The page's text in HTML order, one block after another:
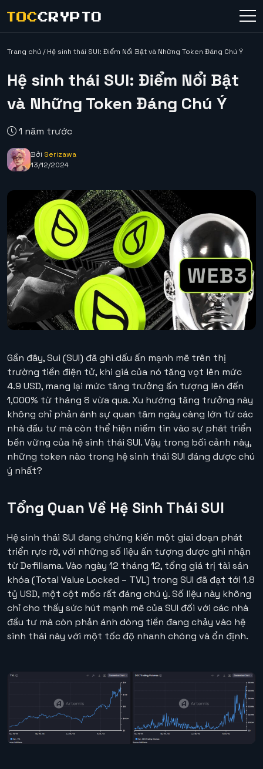
Trang chủ/Hệ sinh thái SUI: Điểm Nổi Bật và Những Token Đáng Chú Ý
Hệ sinh thái SUI: Điểm Nổi Bật
và Những Token Đáng Chú Ý
1 năm trước
Bởi Serizawa
13/12/2024
Gần đây, Sui (SUI) đã ghi dấu ấn mạnh mẽ trên thị
trường tiền điện tử, khi giá của nó tăng vọt lên mức
4.9 USD, mang lại mức tăng trưởng ấn tượng lên đến
1,000% từ tháng 8 vừa qua. Xu hướng tăng trưởng này
không chỉ phản ánh sự quan tâm ngày càng lớn từ các
nhà đầu tư mà còn thể hiện niềm tin vào sự phát triển
bền vững của hệ sinh thái SUI. Vậy trong bối cảnh này,
những token nào trong hệ sinh thái SUI đáng được chú
ý nhất?
Tổng Quan Về Hệ Sinh Thái SUI
Hệ sinh thái SUI đang chứng kiến một giai đoạn phát
triển rực rỡ, với những số liệu ấn tượng được ghi nhận
từ Defillama. Vào ngày 12 tháng 12, tổng giá trị tài sản
khóa (Total Value Locked – TVL) trong SUI đã đạt tới 1.8
tỷ USD, một cột mốc rất đáng chú ý. Số liệu này không
chỉ cho thấy sức hút mạnh mẽ của SUI đối với các nhà
đầu tư mà còn phản ánh dòng tiền đang chảy vào hệ
sinh thái này với một tốc độ nhanh chóng và ổn định.